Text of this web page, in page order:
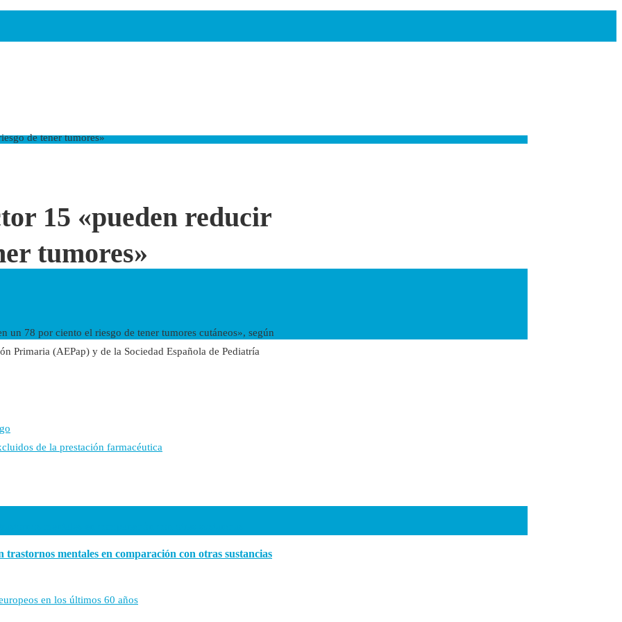
de tener tumores»
15 «pueden reducir
tumores»
un 78 por ciento el riesgo de tener tumores cutáneos», según
Primaria (AEPap) y de la Sociedad Española de Pediatría
de la prestación farmacéutica
mentales en comparación con otras sustancias